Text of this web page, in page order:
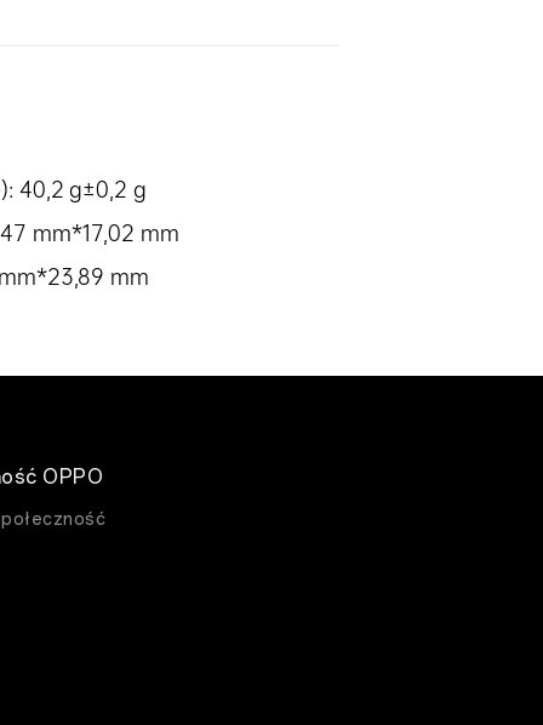
40,2 g±0,2 g
mm*17,02 mm
mm
OPPO